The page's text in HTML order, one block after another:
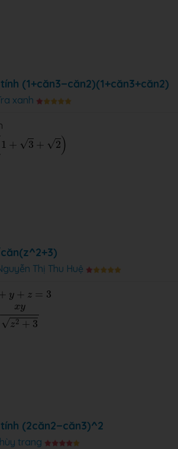
(1+căn3−căn2)(1+căn3+căn2)
xanh
1 + √3 + √2)
Thị Thu Huệ
y + z = 3
3
xy
√z2 + 3
+3
(2căn2−căn3)^2
trang